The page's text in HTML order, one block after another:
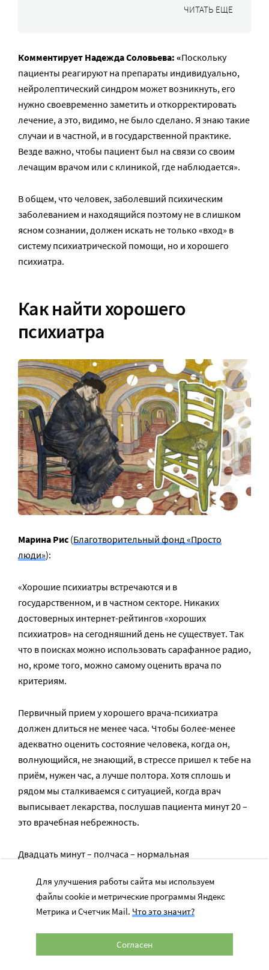
ЧИТАТЬ ЕЩЕ
Комментирует Надежда Соловьева: «Поскольку
пациенты реагируют на препараты индивидуально,
нейролептический синдром может возникнуть, его
нужно своевременно заметить и откорректировать
лечение, а это, видимо, не было сделано. Я знаю такие
случаи и в частной, и в государственной практике.
Везде важно, чтобы пациент был на связи со своим
лечащим врачом или с клиникой, где наблюдается».
В общем, что человек, заболевший психическим
заболеванием и находящийся поэтому не в слишком
ясном сознании, должен искать не только «вход» в
систему психиатрической помощи, но и хорошего
психиатра.
Как найти хорошего
психиатра
Марина Рис (Благотворительный фонд «Просто
люди»):
«Хорошие психиатры встречаются и в
государственном, и в частном секторе. Никаких
достоверных интернет-рейтингов «хороших
психиатров» на сегодняшний день не существует. Так
что в поисках можно использовать сарафанное радио,
но, кроме того, можно самому оценить врача по
критериям.
Первичный прием у хорошего врача-психиатра
должен длиться не менее часа. Чтобы более-менее
адекватно оценить состояние человека, когда он,
волнующийся, не знающий, в стрессе пришел к тебе на
приём, нужен час, а лучше полтора. Хотя сплошь и
рядом мы сталкиваемся с ситуацией, когда врач
выписывает лекарства, послушав пациента минут 20 –
это врачебная небрежность.
Двадцать минут – полчаса – нормальная
не стоит ожидать, что психиатр будет разбираться в
ваших душевных сложностях подробно, как психолог
или психотерапевт. Задача врача – выписать вам
таблетки.
Для улучшения работы сайта мы используем
файлы cookie и метрические программы Яндекс
Метрика и Счетчик Mail. Что это значит?
Согласен